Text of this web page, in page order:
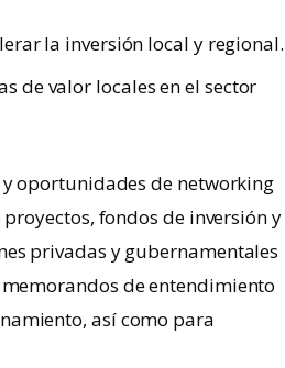
la inversión local y regional.
de valor locales en el sector
y oportunidades de networking
fondos de inversión y
privadas y gubernamentales
de entendimiento
así como para